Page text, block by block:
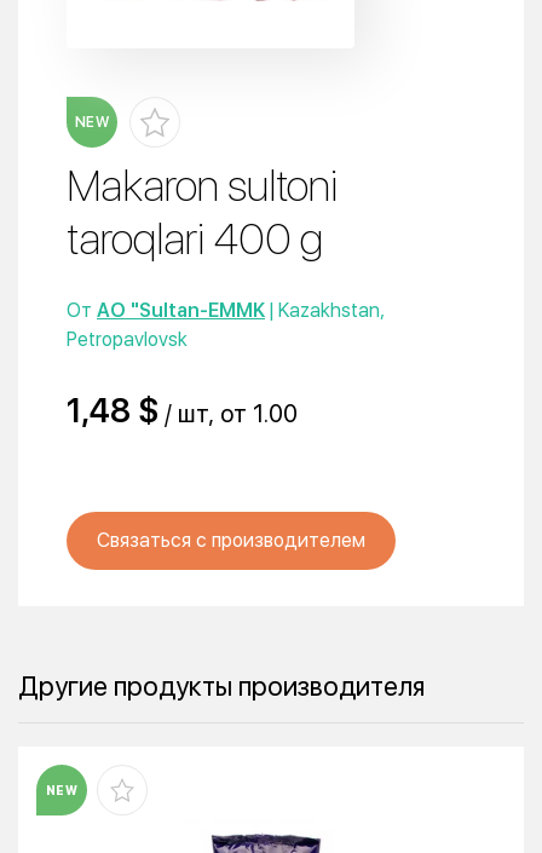
NEW
Makaron sultoni
taroqlari 400 g
От AO "Sultan-EMMK | Kazakhstan,
Petropavlovsk
1,48 $ / шт, от 1.00
Связаться с производителем
Другие продукты производителя
NEW